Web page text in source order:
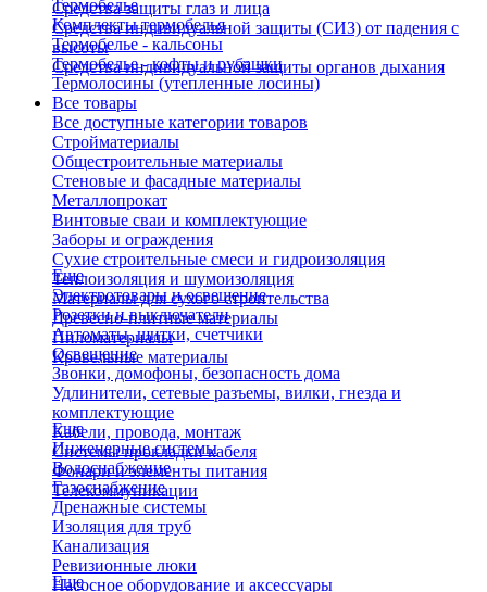
Средства защиты глаз и лица
Средства индивидуальной защиты (СИЗ) от падения с
высоты
Средства индивидуальной защиты органов дыхания
Термобелье
Комплекты термобелья
Термобелье - кальсоны
Термобелье - кофты и рубашки
Термолосины (утепленные лосины)
Все товары
Все доступные категории товаров
Стройматериалы
Общестроительные материалы
Стеновые и фасадные материалы
Металлопрокат
Винтовые сваи и комплектующие
Заборы и ограждения
Сухие строительные смеси и гидроизоляция
Теплоизоляция и шумоизоляция
Материалы для сухого строительства
Древесно-плитные материалы
Пиломатериалы
Кровельные материалы
Еще
Электротовары и освещение
Розетки и выключатели
Автоматы, щитки, счетчики
Освещение
Звонки, домофоны, безопасность дома
Удлинители, сетевые разъемы, вилки, гнезда и
комплектующие
Кабели, провода, монтаж
Системы прокладки кабеля
Фонари и элементы питания
Телекоммуникации
Еще
Инженерные системы
Водоснабжение
Газоснабжение
Дренажные системы
Изоляция для труб
Канализация
Ревизионные люки
Насосное оборудование и аксессуары
Еще